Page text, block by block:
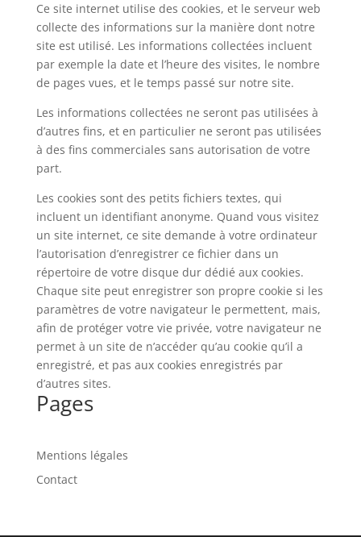
Ce site internet utilise des cookies, et le serveur web
collecte des informations sur la manière dont notre
site est utilisé. Les informations collectées incluent
par exemple la date et l’heure des visites, le nombre
de pages vues, et le temps passé sur notre site.
Les informations collectées ne seront pas utilisées à
d’autres fins, et en particulier ne seront pas utilisées
à des fins commerciales sans autorisation de votre
part.
Les cookies sont des petits fichiers textes, qui
incluent un identifiant anonyme. Quand vous visitez
un site internet, ce site demande à votre ordinateur
l’autorisation d’enregistrer ce fichier dans un
répertoire de votre disque dur dédié aux cookies.
Chaque site peut enregistrer son propre cookie si les
paramètres de votre navigateur le permettent, mais,
afin de protéger votre vie privée, votre navigateur ne
permet à un site de n’accéder qu’au cookie qu’il a
enregistré, et pas aux cookies enregistrés par
d’autres sites.
Pages
Mentions légales
Contact